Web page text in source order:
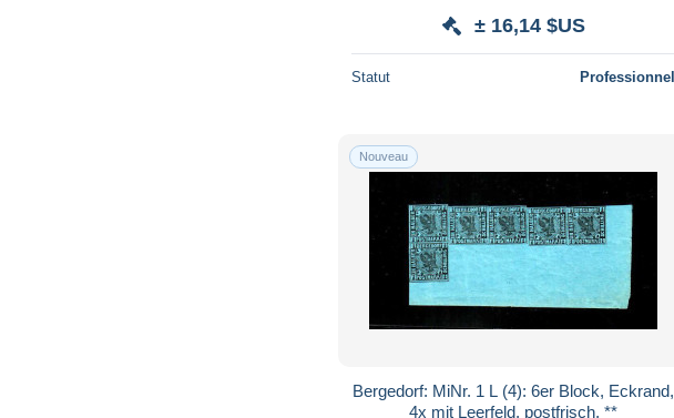
± 16,14 $US
Statut Professionnel
Nouveau
Bergedorf: MiNr. 1 L (4): 6er Block, Eckrand,
4x mit Leerfeld, postfrisch, **